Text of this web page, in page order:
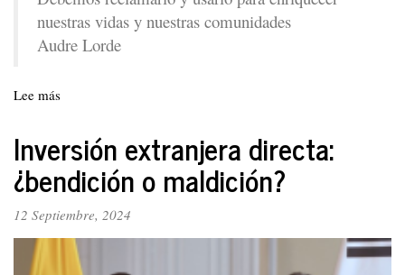
nuestras vidas y nuestras comunidades
Audre Lorde
Lee más
en
Colombia.
Breve
reseña
una
reivindicación
Inversión extranjera directa:
¿bendición o maldición?
12 Septiembre, 2024